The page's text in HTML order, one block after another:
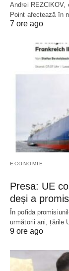
Andrei REZCIKOV,
Point afectează în
7 ore ago
ECONOMIE
Presa: UE
deși a
În pofida
următorii ani, țările
9 ore ago